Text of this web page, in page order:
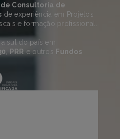
Consultoria de
de experiência em Projetos
e formação profissional.
sul do país em
PRR e outros Fundos